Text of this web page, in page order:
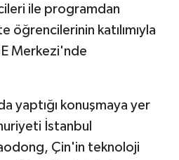
ile programdan
öğrencilerinin katılımıyla
Merkezi'nde
yaptığı konuşmaya yer
İstanbul
Çin'in teknoloji